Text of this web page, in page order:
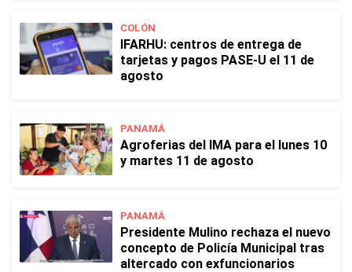
COLÓN
IFARHU: centros de entrega de
tarjetas y pagos PASE-U el 11 de
agosto
PANAMÁ
Agroferias del IMA para el lunes 10
y martes 11 de agosto
PANAMÁ
Presidente Mulino rechaza el nuevo
concepto de Policía Municipal tras
altercado con exfuncionarios